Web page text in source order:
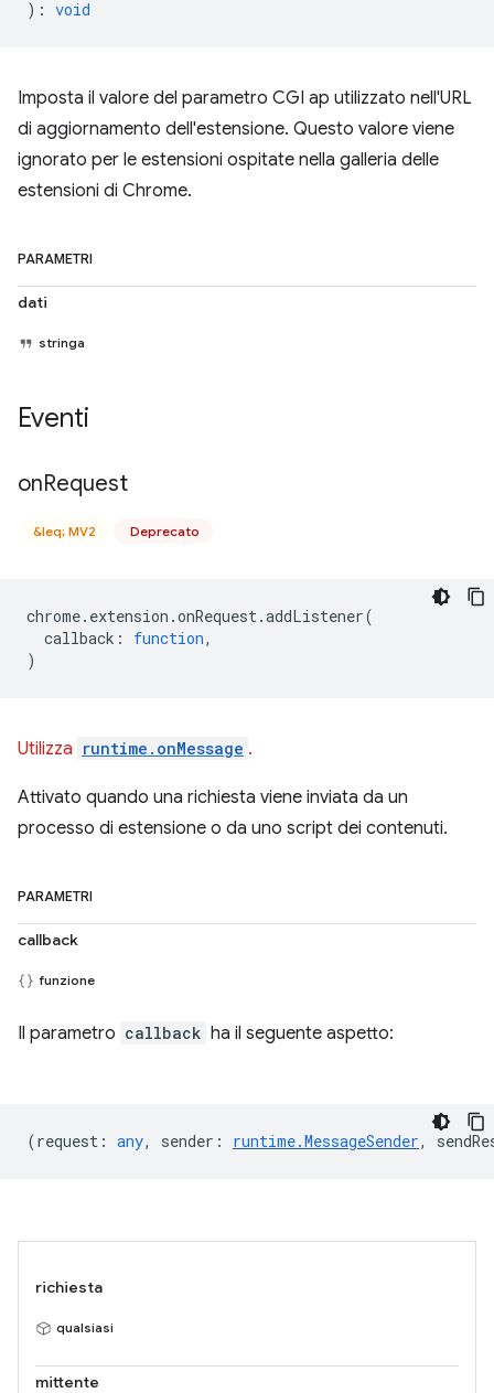
) : void
Imposta il valore del parametro CGI ap utilizzato nell'URL
di aggiornamento dell'estensione. Questo valore viene
ignorato per le estensioni ospitate nella galleria delle
estensioni di Chrome.
PARAMETRI
dati
stringa
Eventi
onRequest
&leq; MV2 Deprecato
chrome. extension .onRequest.addListener(
callback : function,
)
Utilizza runtime.onMessage .
Attivato quando una richiesta viene inviata da un
processo di estensione o da uno script dei contenuti.
PARAMETRI
callback
funzione
Il parametro callback ha il seguente aspetto:
(request : any, sender : runtime.MessageSender,
richiesta
qualsiasi
mittente